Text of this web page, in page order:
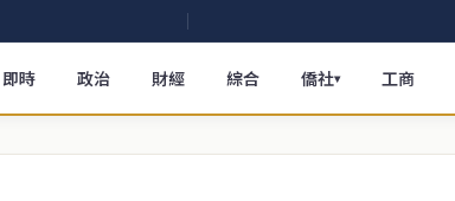
即時 政治 財經 綜合 僑社▾ 工商